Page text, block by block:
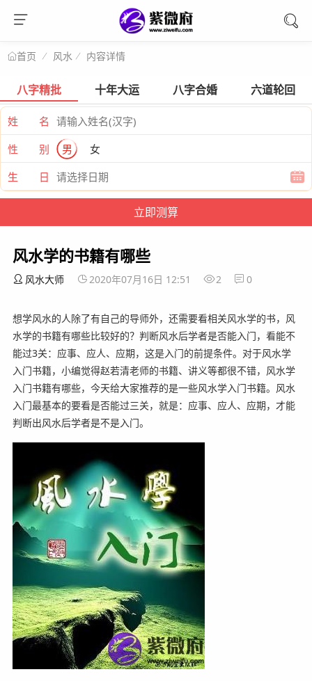
首页 风水 内容详情
八字精批 十年大运 八字合婚 六道轮回
姓 名
性 别
男
女
生 日
风水学的书籍有哪些
风水大师 2020年07月16日 12:51 2 0
想学风水的人除了有自己的导师外，还需要看相关风水学的书，风
水学的书籍有哪些比较好的？判断风水后学者是否能入门，看能不
能过3关：应事、应人、应期，这是入门的前提条件。对于风水学
入门书籍，小编觉得赵若清老师的书籍、讲义等都很不错，风水学
入门书籍有哪些，今天给大家推荐的是一些风水学入门书籍。风水
入门最基本的要看是否能过三关，就是：应事、应人、应期，才能
判断出风水后学者是不是入门。